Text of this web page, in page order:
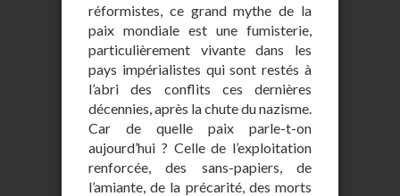
réformistes, ce grand mythe de la
paix mondiale est une fumisterie,
particulièrement vivante dans les
pays impérialistes qui sont restés à
l’abri des conflits ces dernières
décennies, après la chute du nazisme.
Car de quelle paix parle-t-on
aujourd’hui ? Celle de l’exploitation
renforcée, des sans-papiers, de
l’amiante, de la précarité, des morts